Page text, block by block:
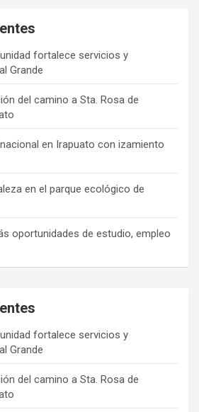
fortalece servicios y
Grande
del camino a Sta. Rosa de
en Irapuato con izamiento
en el parque ecológico de
oportunidades de estudio, empleo
fortalece servicios y
Grande
del camino a Sta. Rosa de